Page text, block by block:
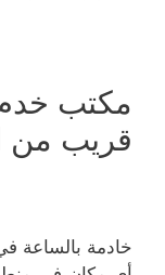
مكتب
قريب من
خادمة بالساعة